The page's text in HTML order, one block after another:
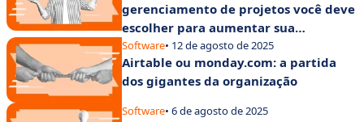
gerenciamento de projetos você deve
escolher para aumentar sua
produtividade?
Software• 12 de agosto de 2025
Airtable ou monday.com: a partida
dos gigantes da organização
Software• 6 de agosto de 2025